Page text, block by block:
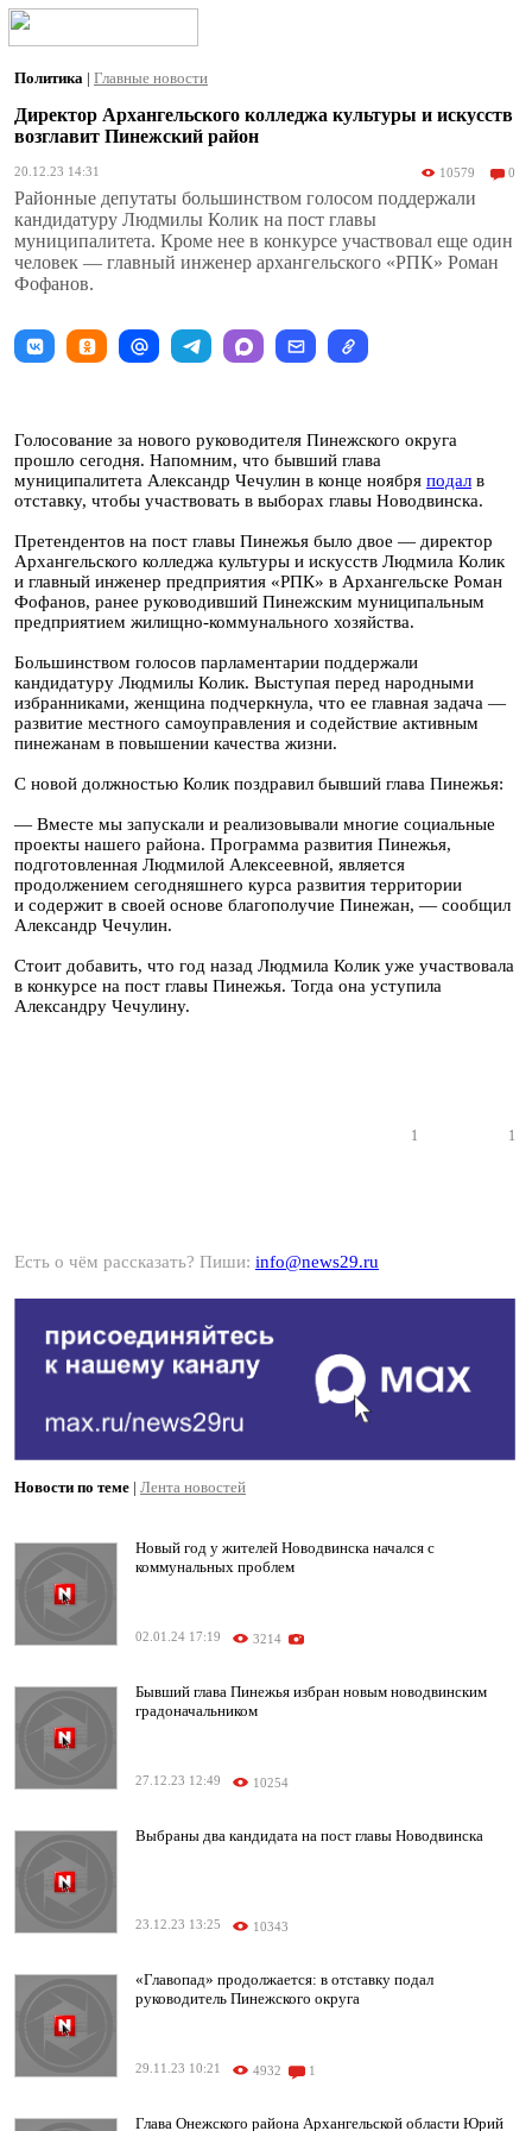
Политика | Главные новости
Директор Архангельского колледжа культуры и искусств
возглавит Пинежский район
20.12.23 14:31 10579 0
Районные депутаты большинством голосом поддержали
кандидатуру Людмилы Колик на пост главы
муниципалитета. Кроме нее в конкурсе участвовал еще один
человек — главный инженер архангельского «РПК» Роман
Фофанов.
Голосование за нового руководителя Пинежского округа
прошло сегодня. Напомним, что бывший глава
муниципалитета Александр Чечулин в конце ноября подал в
отставку, чтобы участвовать в выборах главы Новодвинска.
Претендентов на пост главы Пинежья было двое — директор
Архангельского колледжа культуры и искусств Людмила Колик
и главный инженер предприятия «РПК» в Архангельске Роман
Фофанов, ранее руководивший Пинежским муниципальным
предприятием жилищно-коммунального хозяйства.
Большинством голосов парламентарии поддержали
кандидатуру Людмилы Колик. Выступая перед народными
избранниками, женщина подчеркнула, что ее главная задача —
развитие местного самоуправления и содействие активным
пинежанам в повышении качества жизни.
С новой должностью Колик поздравил бывший глава Пинежья:
— Вместе мы запускали и реализовывали многие социальные
проекты нашего района. Программа развития Пинежья,
подготовленная Людмилой Алексеевной, является
продолжением сегодняшнего курса развития территории
и содержит в своей основе благополучие Пинежан, — сообщил
Александр Чечулин.
Стоит добавить, что год назад Людмила Колик уже участвовала
в конкурсе на пост главы Пинежья. Тогда она уступила
Александру Чечулину.
1 1
Есть о чём рассказать? Пиши: info@news29.ru
Новости по теме | Лента новостей
Новый год у жителей Новодвинска начался с
коммунальных проблем
02.01.24 17:19 3214
Бывший глава Пинежья избран новым новодвинским
градоначальником
27.12.23 12:49 10254
Выбраны два кандидата на пост главы Новодвинска
23.12.23 13:25 10343
«Главопад» продолжается: в отставку подал
руководитель Пинежского округа
29.11.23 10:21 4932 1
Глава Онежского района Архангельской области Юрий